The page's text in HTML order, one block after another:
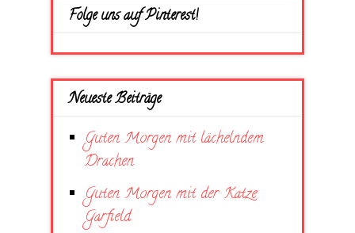
Folge uns auf Pinterest!
Neueste Beiträge
Guten Morgen mit lächelndem
Drachen
Guten Morgen mit der Katze
Garfield